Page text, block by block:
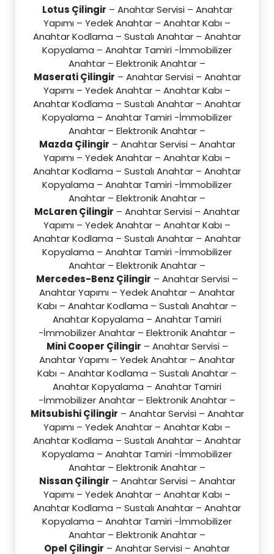
Lotus Çilingir – Anahtar Servisi – Anahtar
Yapımı – Yedek Anahtar – Anahtar Kabı –
Anahtar Kodlama – Sustalı Anahtar – Anahtar
Kopyalama – Anahtar Tamiri -İmmobilizer
Anahtar – Elektronik Anahtar –
Maserati Çilingir – Anahtar Servisi – Anahtar
Yapımı – Yedek Anahtar – Anahtar Kabı –
Anahtar Kodlama – Sustalı Anahtar – Anahtar
Kopyalama – Anahtar Tamiri -İmmobilizer
Anahtar – Elektronik Anahtar –
Mazda Çilingir – Anahtar Servisi – Anahtar
Yapımı – Yedek Anahtar – Anahtar Kabı –
Anahtar Kodlama – Sustalı Anahtar – Anahtar
Kopyalama – Anahtar Tamiri -İmmobilizer
Anahtar – Elektronik Anahtar –
McLaren Çilingir – Anahtar Servisi – Anahtar
Yapımı – Yedek Anahtar – Anahtar Kabı –
Anahtar Kodlama – Sustalı Anahtar – Anahtar
Kopyalama – Anahtar Tamiri -İmmobilizer
Anahtar – Elektronik Anahtar –
Mercedes-Benz Çilingir – Anahtar Servisi –
Anahtar Yapımı – Yedek Anahtar – Anahtar
Kabı – Anahtar Kodlama – Sustalı Anahtar –
Anahtar Kopyalama – Anahtar Tamiri
-İmmobilizer Anahtar – Elektronik Anahtar –
Mini Cooper Çilingir – Anahtar Servisi –
Anahtar Yapımı – Yedek Anahtar – Anahtar
Kabı – Anahtar Kodlama – Sustalı Anahtar –
Anahtar Kopyalama – Anahtar Tamiri
-İmmobilizer Anahtar – Elektronik Anahtar –
Mitsubishi Çilingir – Anahtar Servisi – Anahtar
Yapımı – Yedek Anahtar – Anahtar Kabı –
Anahtar Kodlama – Sustalı Anahtar – Anahtar
Kopyalama – Anahtar Tamiri -İmmobilizer
Anahtar – Elektronik Anahtar –
Nissan Çilingir – Anahtar Servisi – Anahtar
Yapımı – Yedek Anahtar – Anahtar Kabı –
Anahtar Kodlama – Sustalı Anahtar – Anahtar
Kopyalama – Anahtar Tamiri -İmmobilizer
Anahtar – Elektronik Anahtar –
Opel Çilingir – Anahtar Servisi – Anahtar